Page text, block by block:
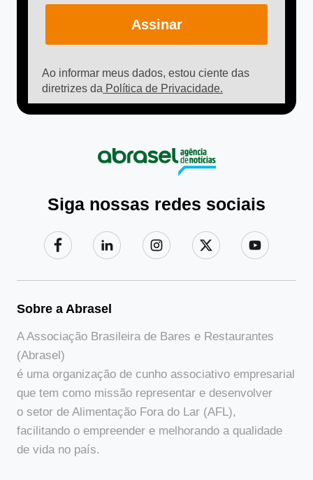
Assinar
Ao informar meus dados, estou ciente das
diretrizes da Política de Privacidade.
Siga nossas redes sociais
Sobre a Abrasel
A Associação Brasileira de Bares e Restaurantes
(Abrasel)
é uma organização de cunho associativo empresarial
que tem como missão representar e desenvolver
o setor de Alimentação Fora do Lar (AFL),
facilitando o empreender e melhorando a qualidade
de vida no país.